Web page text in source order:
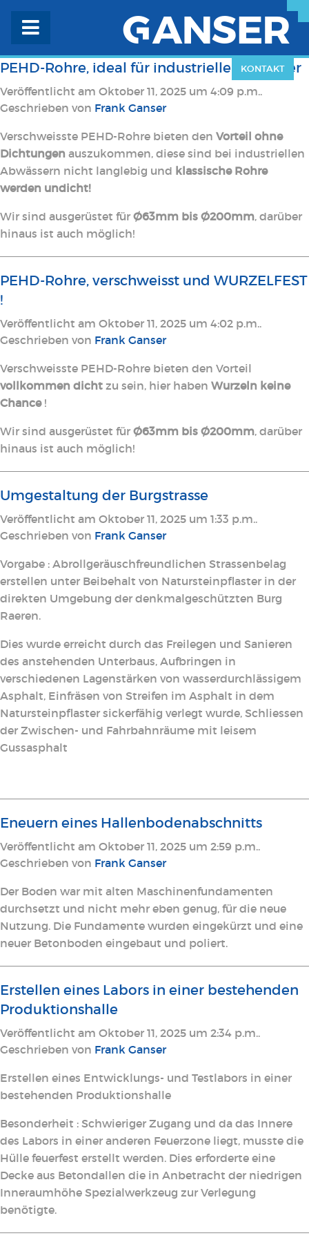
KONTAKT
PEHD-Rohre, ideal für industrielle Abwässer
Veröffentlicht am Oktober 11, 2025 um 4:09 p.m..
Geschrieben von Frank Ganser
Verschweisste PEHD-Rohre bieten den Vorteil ohne
Dichtungen auszukommen, diese sind bei industriellen
Abwässern nicht langlebig und klassische Rohre
werden undicht!
Wir sind ausgerüstet für Ø63mm bis Ø200mm, darüber
hinaus ist auch möglich!
PEHD-Rohre, verschweisst und WURZELFEST
!
Veröffentlicht am Oktober 11, 2025 um 4:02 p.m..
Geschrieben von Frank Ganser
Verschweisste PEHD-Rohre bieten den Vorteil
vollkommen dicht zu sein, hier haben Wurzeln keine
Chance!
Wir sind ausgerüstet für Ø63mm bis Ø200mm, darüber
hinaus ist auch möglich!
Umgestaltung der Burgstrasse
Veröffentlicht am Oktober 11, 2025 um 1:33 p.m..
Geschrieben von Frank Ganser
Vorgabe : Abrollgeräuschfreundlichen Strassenbelag
erstellen unter Beibehalt von Natursteinpflaster in der
direkten Umgebung der denkmalgeschützten Burg
Raeren.
Dies wurde erreicht durch das Freilegen und Sanieren
des anstehenden Unterbaus, Aufbringen in
verschiedenen Lagenstärken von wasserdurchlässigem
Asphalt, Einfräsen von Streifen im Asphalt in dem
Natursteinpflaster sickerfähig verlegt wurde, Schliessen
der Zwischen- und Fahrbahnräume mit leisem
Gussasphalt
Eneuern eines Hallenbodenabschnitts
Veröffentlicht am Oktober 11, 2025 um 2:59 p.m..
Geschrieben von Frank Ganser
Der Boden war mit alten Maschinenfundamenten
durchsetzt und nicht mehr eben genug, für die neue
Nutzung. Die Fundamente wurden eingekürzt und eine
neuer Betonboden eingebaut und poliert.
Erstellen eines Labors in einer bestehenden
Produktionshalle
Veröffentlicht am Oktober 11, 2025 um 2:34 p.m..
Geschrieben von Frank Ganser
Erstellen eines Entwicklungs- und Testlabors in einer
bestehenden Produktionshalle
Besonderheit : Schwieriger Zugang und da das Innere
des Labors in einer anderen Feuerzone liegt, musste die
Hülle feuerfest erstellt werden. Dies erforderte eine
Decke aus Betondallen die in Anbetracht der niedrigen
Inneraumhöhe Spezialwerkzeug zur Verlegung
benötigte.